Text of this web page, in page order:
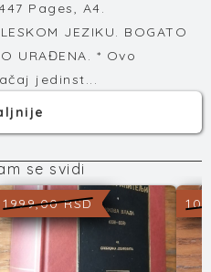
Pages, A4.
JEZIKU. BOGATO
URAĐENA. * Ovo
jedinst...
se svidi
1999,00 RSD